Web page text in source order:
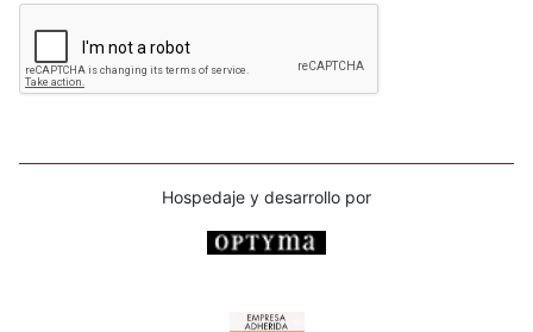
Hospedaje y desarrollo por